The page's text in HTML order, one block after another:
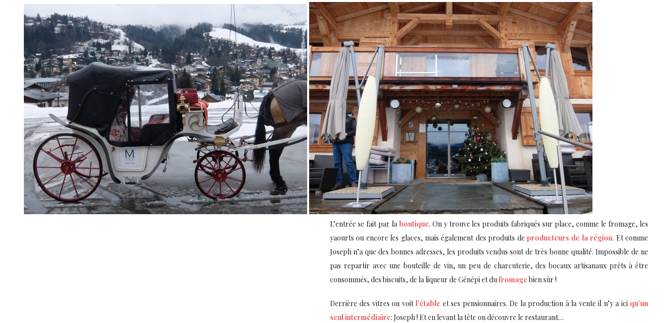
L’entrée se fait par la boutique. On y trouve les produits fabriqués sur place, comme le fromage, les
yaourts ou encore les glaces, mais également des produits de producteurs de la région. Et comme
Joseph n’a que des bonnes adresses, les produits vendus sont de très bonne qualité. Impossible de ne
pas repartir avec une bouteille de vin, un peu de charcuterie, des bocaux artisanaux prêts à être
consommés, des biscuits, de la liqueur de Génépi et du fromage bien sûr !
Derrière des vitres on voitl’étable et ses pensionnaires. De la production à la vente il n’y a ici qu’un
seul intermédiaire: Joseph ! Et en levant la tête on découvre le restaurant…